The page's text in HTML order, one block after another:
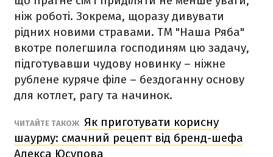
ніж роботі. Зокрема, щоразу дивувати
рідних новими стравами. ТМ "Наша Ряба"
вкотре полегшила господиням цю задачу,
підготувавши чудову новинку – ніжне
рублене куряче філе – бездоганну основу
для котлет, рагу та начинок.
ЧИТАЙТЕ ТАКОЖ Як приготувати корисну
шаурму: смачний рецепт від бренд-шефа
Алекса Юсупова